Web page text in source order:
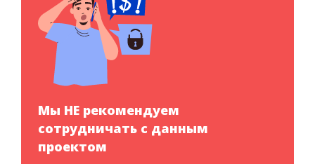
Мы НЕ рекомендуем
сотрудничать с данным
проектом